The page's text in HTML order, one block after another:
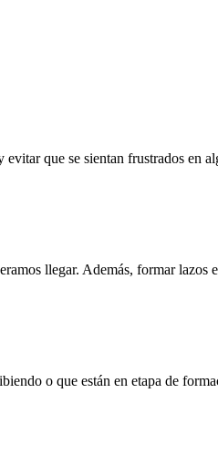
que se sientan frustrados en
llegar. Además, formar lazos
o que están en etapa de